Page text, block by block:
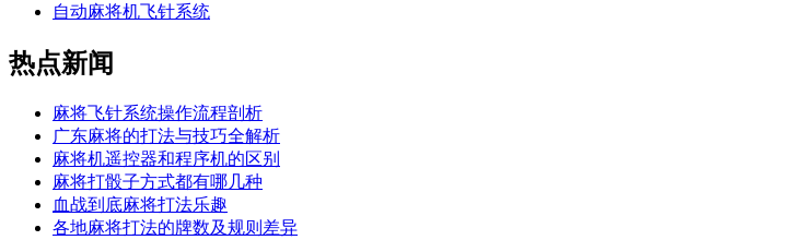
自动麻将机飞针系统
热点新闻
麻将飞针系统操作流程剖析
广东麻将的打法与技巧全解析
麻将机遥控器和程序机的区别
麻将打骰子方式都有哪几种
血战到底麻将打法乐趣
各地麻将打法的牌数及规则差异